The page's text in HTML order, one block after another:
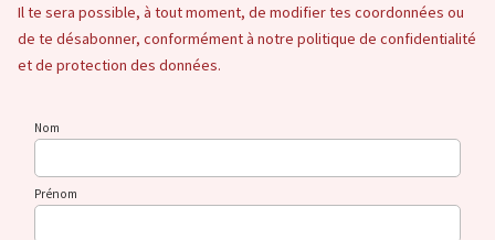
Il te sera possible, à tout moment, de modifier tes coordonnées ou
de te désabonner, conformément à notre politique de confidentialité
et de protection des données.
Nom
Prénom